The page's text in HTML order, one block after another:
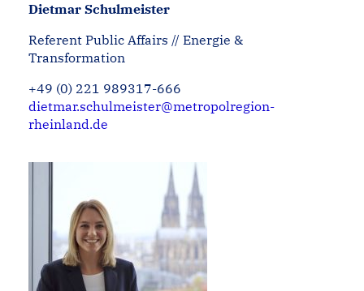
Dietmar Schulmeister
Referent Public Affairs // Energie &
Transformation
+49 (0) 221 989317-666
dietmar.schulmeister@metropolregion-
rheinland.de